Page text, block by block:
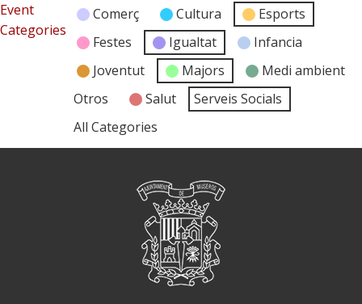
Event
Categories
Comerç Cultura
Esports
Festes
Igualtat
Infancia
Joventut
Majors
Medi ambient
Otros
Salut
Serveis Socials
All Categories